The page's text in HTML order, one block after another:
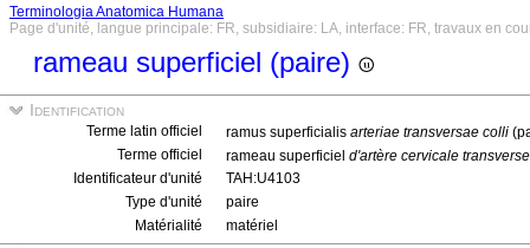
Terminologia Anatomica Humana
Page d'unité, langue principale: FR, subsidiaire: LA, interface: FR, travaux en
rameau superficiel (paire)
Identification
Terme latin officiel ramus superficialis arteriae transversae colli
Terme officiel
rameau superficiel d'artère cervicale transverse
Identificateur d'unité
TAH:U4103
Type d'unité
paire
Matérialité
matériel